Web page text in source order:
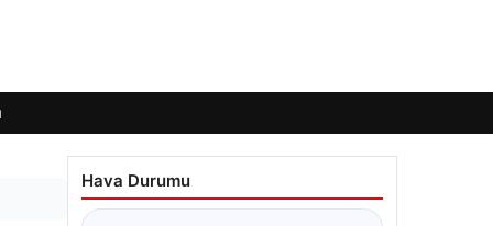
Hava Durumu